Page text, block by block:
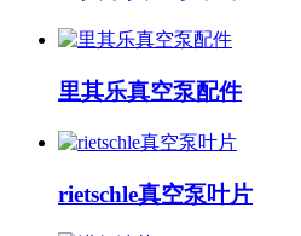
里其乐真空泵配件
rietschle真空泵叶片